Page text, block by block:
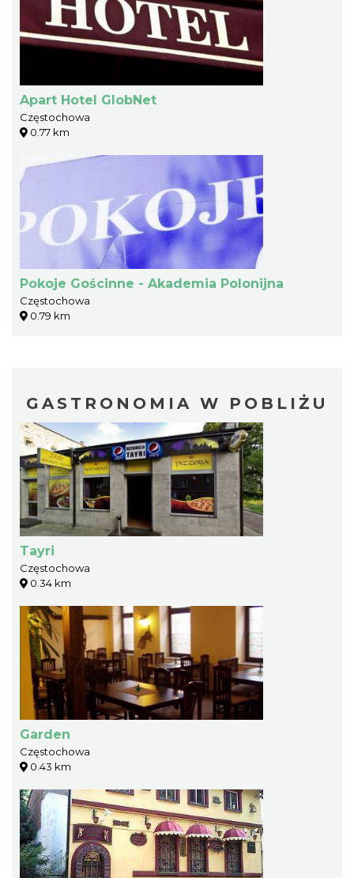
Apart Hotel GlobNet
Częstochowa
0.77 km
Pokoje Gościnne - Akademia Polonijna
Częstochowa
0.79 km
GASTRONOMIA W POBLIŻU
Tayri
Częstochowa
0.34 km
Garden
Częstochowa
0.43 km